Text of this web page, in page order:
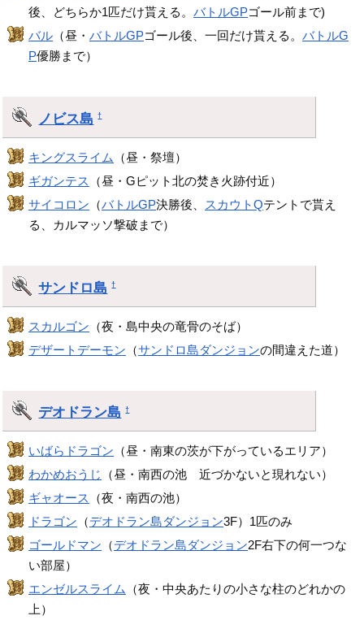
後、どちらか1匹だけ貰える。バトルGPゴール前まで)
バル （昼・バトルGPゴール後、一回だけ貰える。バトルG
P優勝まで）
ノビス島 †
キングスライム
（昼・祭壇）
ギガンテス
（昼・Gピット北の焚き火跡付近）
サイコロン （バトルGP決勝後、 スカウトQテントで貰え
る、カルマッソ撃破まで）
サンドロ島 †
スカルゴン （夜・島中央の竜骨のそば）
デザートデーモン （サンドロ島ダンジョンの間違えた道）
デオドラン島 †
いばらドラゴン （昼・南東の茨が下がっているエリア）
わかめおうじ
（昼・南西の池 近づかないと現れない）
ギャオース
（夜・南西の池）
ドラゴン （デオドラン島ダンジョン3F）1匹のみ
ゴールドマン （デオドラン島ダンジョン2F右下の何一つな
い部屋）
エンゼルスライム （夜・中央あたりの小さな柱のどれかの
上）